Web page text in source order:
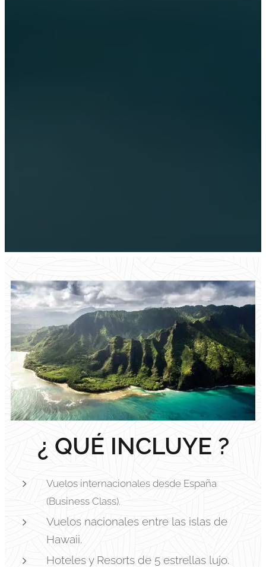
¿ QUÉ INCLUYE ?
Vuelos internacionales desde España
(Business Class).
Vuelos nacionales entre las islas de
Hawaii.
Hoteles y Resorts de 5 estrellas lujo.